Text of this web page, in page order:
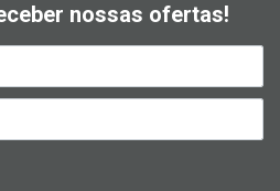
nossas ofertas!